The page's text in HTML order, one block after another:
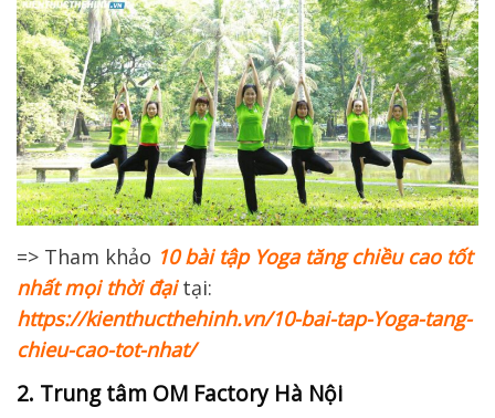
=> Tham khảo 10 bài tập Yoga tăng chiều cao tốt
nhất mọi thời đạitại:
https://kienthucthehinh.vn/10-bai-tap-Yoga-tang-
chieu-cao-tot-nhat/
2. Trung tâm OM Factory Hà Nội